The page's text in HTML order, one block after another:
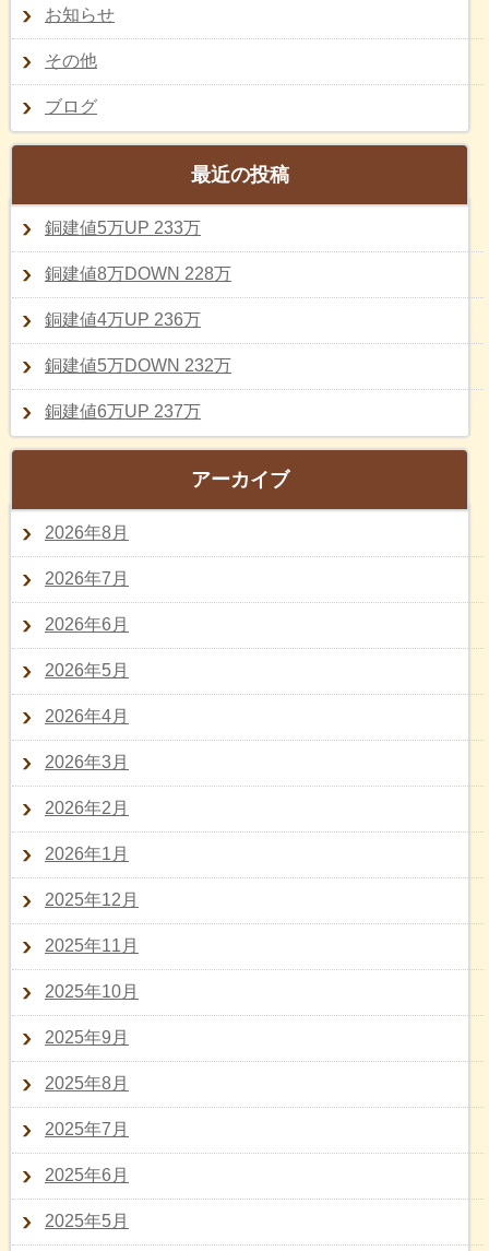
お知らせ
その他
ブログ
最近の投稿
銅建値5万UP 233万
銅建値8万DOWN 228万
銅建値4万UP 236万
銅建値5万DOWN 232万
銅建値6万UP 237万
アーカイブ
2026年8月
2026年7月
2026年6月
2026年5月
2026年4月
2026年3月
2026年2月
2026年1月
2025年12月
2025年11月
2025年10月
2025年9月
2025年8月
2025年7月
2025年6月
2025年5月